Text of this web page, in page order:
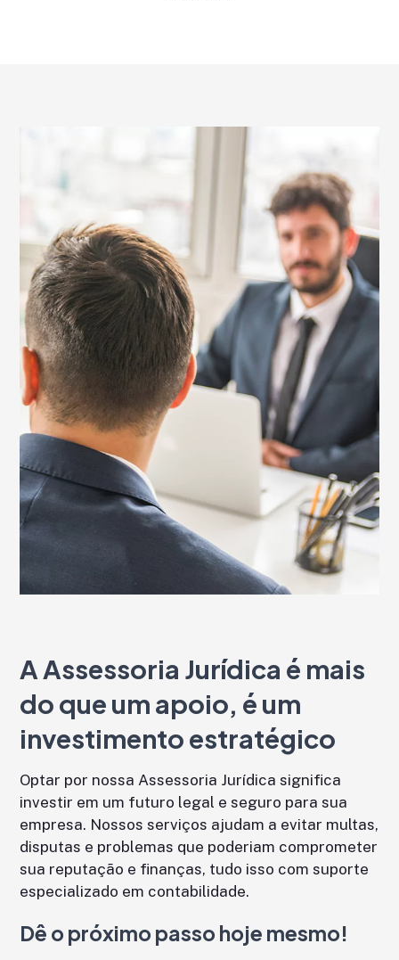
A Assessoria Jurídica é mais
do que um apoio, é um
investimento estratégico
Optar por nossa Assessoria Jurídica significa
investir em um futuro legal e seguro para sua
empresa. Nossos serviços ajudam a evitar multas,
disputas e problemas que poderiam comprometer
sua reputação e finanças, tudo isso com suporte
especializado em contabilidade.
Dê o próximo passo hoje mesmo!